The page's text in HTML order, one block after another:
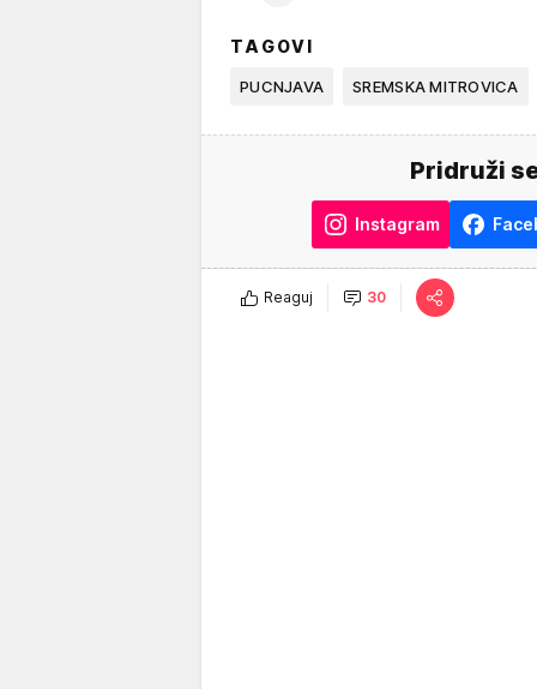
TAGOVI
PUCNJAVA SREMSKA MITROVICA
Pridruži
Instagram
Reaguj 30